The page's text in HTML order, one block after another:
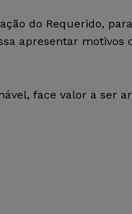
do Requerido,
apresentar motivos
face valor a ser